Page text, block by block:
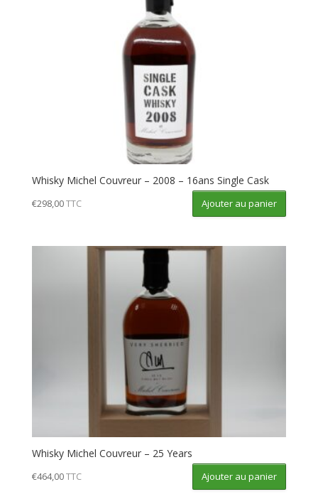
Whisky Michel Couvreur – 2008 – 16ans Single Cask
€298,00TTC Ajouter au panier
Whisky Michel Couvreur – 25 Years
€464,00TTC Ajouter au panier